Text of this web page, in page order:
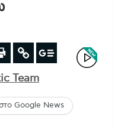
Team
Google News